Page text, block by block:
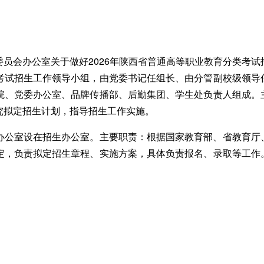
会办公室关于做好2026年陕西省普通高等职业教育分类考试
招生工作领导小组，由党委书记任组长、由分管副校级领导
党委办公室、品牌传播部、后勤集团、学生处负责人组成。
定招生计划，指导招生工作实施。
室设在招生办公室。主要职责：根据国家教育部、省教育厅
负责拟定招生章程、实施方案，具体负责报名、录取等工作